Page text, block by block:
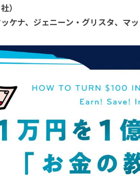
）
ケナ、ジェニーン・グリスタ、